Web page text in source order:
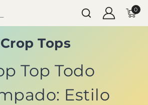
0
Crop Tops
Top Todo
Estilo